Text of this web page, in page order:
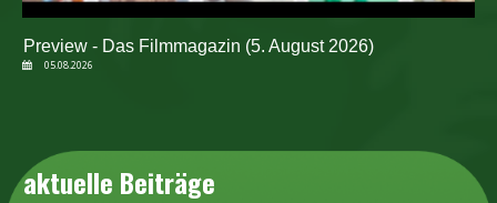
Preview - Das Filmmagazin (5. August 2026)
05.08.2026
aktuelle Beiträge